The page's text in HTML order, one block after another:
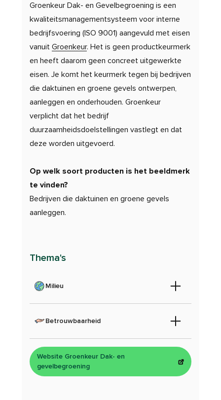
Groenkeur Dak- en Gevelbegroening is een
kwaliteitsmanagementsysteem voor interne
bedrijfsvoering (ISO 9001) aangevuld met eisen
vanuit Groenkeur. Het is geen productkeurmerk
en heeft daarom geen concreet uitgewerkte
eisen. Je komt het keurmerk tegen bij bedrijven
die daktuinen en groene gevels ontwerpen,
aanleggen en onderhouden. Groenkeur
verplicht dat het bedrijf
duurzaamheidsdoelstellingen vastlegt en dat
deze worden uitgevoerd.
Op welk soort producten is het beeldmerk
te vinden?
Bedrijven die daktuinen en groene gevels
aanleggen.
Thema's
Milieu
Betrouwbaarheid
Website Groenkeur Dak- en
gevelbegroening